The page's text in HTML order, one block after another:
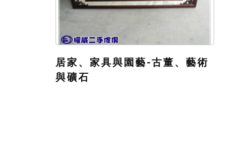
居家、家具與園藝-古董、藝術
與礦石